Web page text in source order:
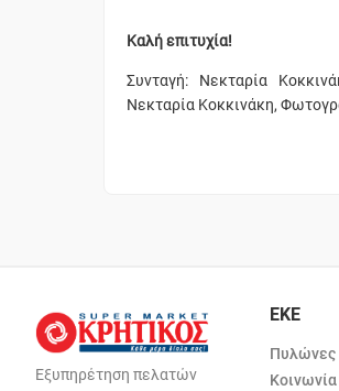
Καλή επιτυχία!
Συνταγή: Νεκταρία
Νεκταρία Κοκκινάκη,
Εξυπηρέτηση πελατών
ΕΚΕ
Πυλώνες
Κοινωνία